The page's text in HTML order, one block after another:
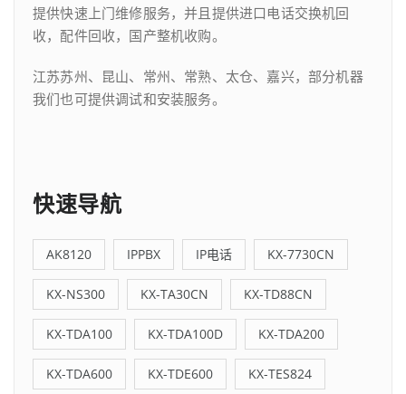
提供快速上门维修服务，并且提供进口电话交换机回
收，配件回收，国产整机收购。
江苏苏州、昆山、常州、常熟、太仓、嘉兴，部分机器
我们也可提供调试和安装服务。
快速导航
AK8120 IPPBX IP电话 KX-7730CN
KX-NS300 KX-TA30CN KX-TD88CN
KX-TDA100 KX-TDA100D KX-TDA200
KX-TDA600 KX-TDE600 KX-TES824